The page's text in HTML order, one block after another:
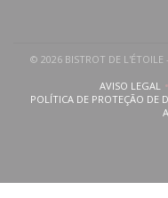
© 2026 BISTROT DE L'ÉTOILE
AVISO LEGAL
POLÍTICA DE PROTEÇÃO DE